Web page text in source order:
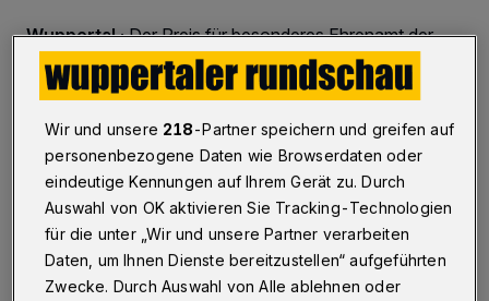
Wuppertal·Der Preis für besonderes Ehrenamt der
Initiative „(M)eine Stunde für Wuppertal“ wird am
Mittwoch (4. Juni 2025) an die Ehrenamtlichen des
Hospizdienstes ,,Die Pusteblume“ verliehen. Die
Feierstunde findet im Rathaus Barmen im Beisein von
Oberbürgermeister Uwe Schneidewind statt. Den Preis
überreicht der Vorsitzende der Jury, Hans-Jürgen Dorr.
30.05.2025 , 08:00 Uhr Eine Minute Lesezeit
Wir und unsere 218-Partner speichern und greifen auf
personenbezogene Daten wie Browserdaten oder
eindeutige Kennungen auf Ihrem Gerät zu. Durch
Auswahl von OK aktivieren Sie Tracking-Technologien
für die unter „Wir und unsere Partner verarbeiten
Daten, um Ihnen Dienste bereitzustellen“ aufgeführten
Zwecke. Durch Auswahl von Alle ablehnen oder